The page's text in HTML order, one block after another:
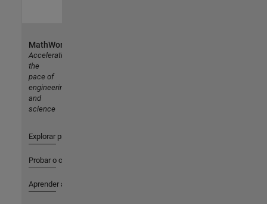
MathWorks
Accelerating
the
pace of
engineering
and
science
Explorar productos
Probar o comprar
Aprender a utilizar